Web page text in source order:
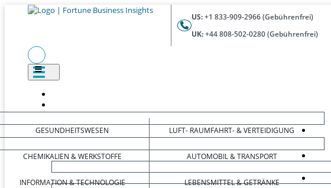
US:+1 833-909-2966 (Gebührenfrei)
UK:+44 808-502-0280 (Gebührenfrei)
GESUNDHEITSWESEN
CHEMIKALIEN & WERKSTOFFE
INFORMATION & TECHNOLOGIE
LUFT- RAUMFAHRT- & VERTEIDIGUNG
AUTOMOBIL & TRANSPORT
LEBENSMITTEL & GETRÄNKE